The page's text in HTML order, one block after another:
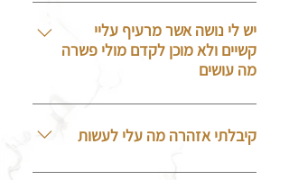
יש לבחון היטב את המצב, יכול להיות
כי איחוד תיקים יהווה פיתרון נכון.
יש לי נושה אשר מרעיף עליי
קשיים ולא מוכן לקדם מולי פשרה
מה עושים
לכל סיטואציה יש פיתרון מותאם,
לפעמים החוק יכול להקנות לך הגנה,
או מהלך טקטי ישפר את סיכוייך,
משרדנו ידוע בחשיבה מחוץ לקופסא.
קיבלתי אזהרה מה עלי לעשות